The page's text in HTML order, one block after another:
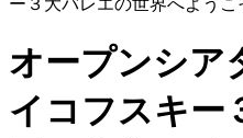
ー３大バレエの世界へようこ
オープンシア
イコフスキー